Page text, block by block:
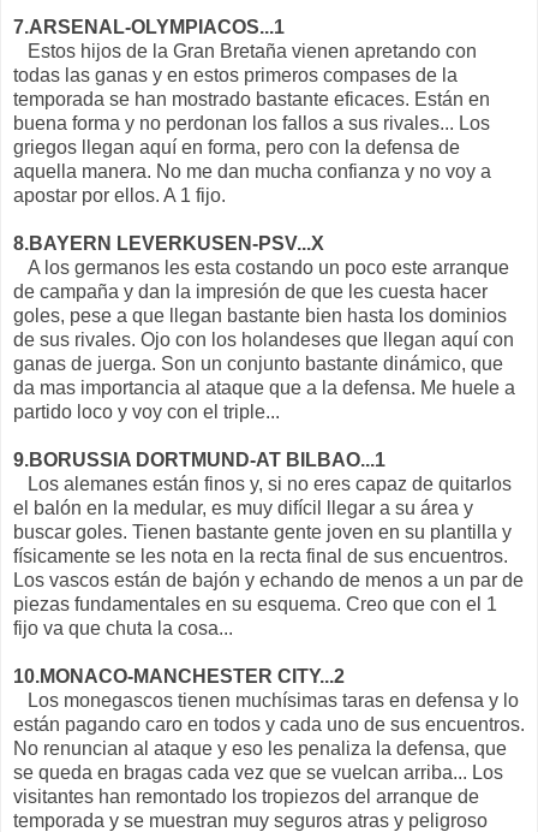
7.ARSENAL-OLYMPIACOS...1
Estos hijos de la Gran Bretaña vienen apretando con
todas las ganas y en estos primeros compases de la
temporada se han mostrado bastante eficaces. Están en
buena forma y no perdonan los fallos a sus rivales... Los
griegos llegan aquí en forma, pero con la defensa de
aquella manera. No me dan mucha confianza y no voy a
apostar por ellos. A 1 fijo.
8.BAYERN LEVERKUSEN-PSV...X
A los germanos les esta costando un poco este arranque
de campaña y dan la impresión de que les cuesta hacer
goles, pese a que llegan bastante bien hasta los dominios
de sus rivales. Ojo con los holandeses que llegan aquí con
ganas de juerga. Son un conjunto bastante dinámico, que
da mas importancia al ataque que a la defensa. Me huele a
partido loco y voy con el triple...
9.BORUSSIA DORTMUND-AT BILBAO...1
Los alemanes están finos y, si no eres capaz de quitarlos
el balón en la medular, es muy difícil llegar a su área y
buscar goles. Tienen bastante gente joven en su plantilla y
físicamente se les nota en la recta final de sus encuentros.
Los vascos están de bajón y echando de menos a un par de
piezas fundamentales en su esquema. Creo que con el 1
fijo va que chuta la cosa...
10.MONACO-MANCHESTER CITY...2
Los monegascos tienen muchísimas taras en defensa y lo
están pagando caro en todos y cada uno de sus encuentros.
No renuncian al ataque y eso les penaliza la defensa, que
se queda en bragas cada vez que se vuelcan arriba... Los
visitantes han remontado los tropiezos del arranque de
temporada y se muestran muy seguros atras y peligroso